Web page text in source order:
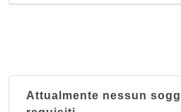
Attualmente nessun